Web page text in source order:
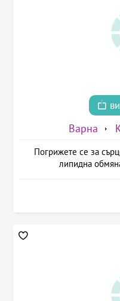
Варна
Погрижете се за
липидна